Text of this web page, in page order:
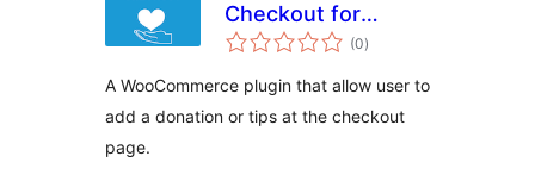
Checkout for
WooCommerce
(0कुल
दर)
A WooCommerce plugin that allow user to
add a donation or tips at the checkout
page.